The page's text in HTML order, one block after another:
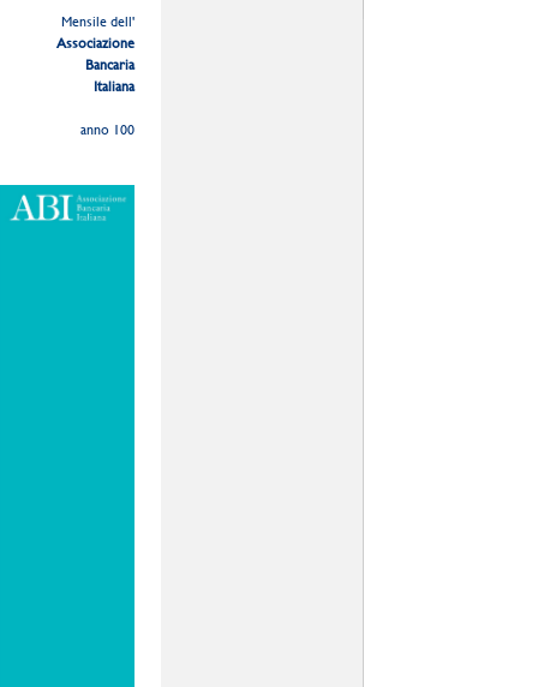
Mensile dell'
Associazione
Bancaria
Italiana
anno 100